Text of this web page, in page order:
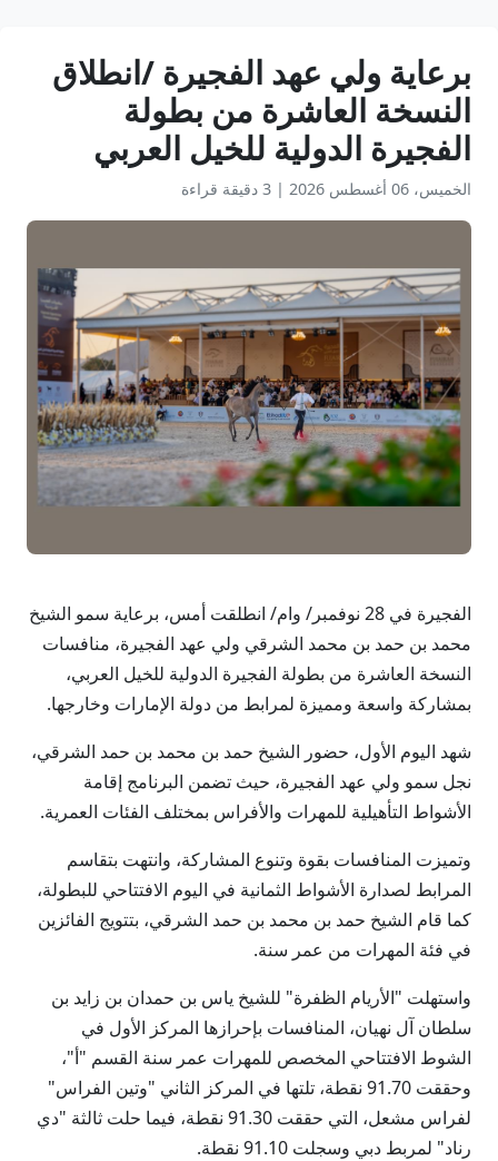
برعاية ولي عهد الفجيرة /انطلاق
النسخة العاشرة من بطولة
الفجيرة الدولية للخيل العربي
الخميس، 06 أغسطس 2026 | 3 دقيقة قراءة
الفجيرة في 28 نوفمبر/ وام/ انطلقت أمس، برعاية سمو الشيخ
محمد بن حمد بن محمد الشرقي ولي عهد الفجيرة، منافسات
النسخة العاشرة من بطولة الفجيرة الدولية للخيل العربي،
بمشاركة واسعة ومميزة لمرابط من دولة الإمارات وخارجها.
شهد اليوم الأول، حضور الشيخ حمد بن محمد بن حمد الشرقي،
نجل سمو ولي عهد الفجيرة، حيث تضمن البرنامج إقامة
الأشواط التأهيلية للمهرات والأفراس بمختلف الفئات العمرية.
وتميزت المنافسات بقوة وتنوع المشاركة، وانتهت بتقاسم
المرابط لصدارة الأشواط الثمانية في اليوم الافتتاحي للبطولة،
كما قام الشيخ حمد بن محمد بن حمد الشرقي، بتتويج الفائزين
في فئة المهرات من عمر سنة.
واستهلت "الأريام الظفرة" للشيخ ياس بن حمدان بن زايد بن
سلطان آل نهيان، المنافسات بإحرازها المركز الأول في
الشوط الافتتاحي المخصص للمهرات عمر سنة القسم "أ"،
وحققت 91.70 نقطة، تلتها في المركز الثاني "وتين الفراس"
لفراس مشعل، التي حققت 91.30 نقطة، فيما حلت ثالثة "دي
رناد" لمربط دبي وسجلت 91.10 نقطة.